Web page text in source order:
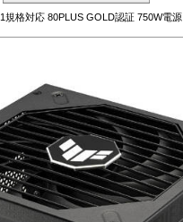
規格対応 80PLUS GOLD認証 750W電源